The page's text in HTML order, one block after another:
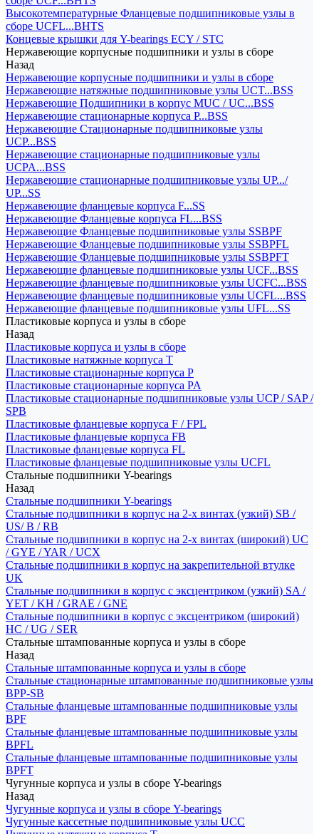
Высокотемпературные Фланцевые подшипниковые узлы в
сборе UCFL...BHTS
Концевые крышки для Y-bearings ECY / STC
Нержавеющие корпусные подшипники и узлы в сборе
Назад
Нержавеющие корпусные подшипники и узлы в сборе
Нержавеющие натяжные подшипниковые узлы UCT...BSS
Нержавеющие Подшипники в корпус MUC / UC...BSS
Нержавеющие стационарные корпуса P...BSS
Нержавеющие Стационарные подшипниковые узлы
UCP...BSS
Нержавеющие стационарные подшипниковые узлы
UCPA...BSS
Нержавеющие стационарные подшипниковые узлы UP.../
UP...SS
Нержавеющие фланцевые корпуса F...SS
Нержавеющие Фланцевые корпуса FL...BSS
Нержавеющие Фланцевые подшипниковые узлы SSBPF
Нержавеющие Фланцевые подшипниковые узлы SSBPFL
Нержавеющие Фланцевые подшипниковые узлы SSBPFT
Нержавеющие фланцевые подшипниковые узлы UCF...BSS
Нержавеющие фланцевые подшипниковые узлы UCFC...BSS
Нержавеющие фланцевые подшипниковые узлы UCFL...BSS
Нержавеющие фланцевые подшипниковые узлы UFL...SS
Пластиковые корпуса и узлы в сборе
Назад
Пластиковые корпуса и узлы в сборе
Пластиковые натяжные корпуса T
Пластиковые стационарные корпуса P
Пластиковые стационарные корпуса PA
Пластиковые стационарные подшипниковые узлы UCP / SAP /
SPB
Пластиковые фланцевые корпуса F / FPL
Пластиковые фланцевые корпуса FB
Пластиковые фланцевые корпуса FL
Пластиковые фланцевые подшипниковые узлы UCFL
Стальные подшипники Y-bearings
Назад
Стальные подшипники Y-bearings
Стальные подшипники в корпус на 2-х винтах (узкий) SB /
US/ B / RB
Стальные подшипники в корпус на 2-х винтах (широкий) UC
/ GYE / YAR / UCX
Стальные подшипники в корпус на закрепительной втулке
UK
Стальные подшипники в корпус с эксцентриком (узкий) SA /
YET / KH / GRAE / GNE
Стальные подшипники в корпус с эксцентриком (широкий)
HC / UG / SER
Стальные штампованные корпуса и узлы в сборе
Назад
Стальные штампованные корпуса и узлы в сборе
Стальные стационарные штампованные подшипниковые узлы
BPP-SB
Стальные фланцевые штампованные подшипниковые узлы
BPF
Стальные фланцевые штампованные подшипниковые узлы
BPFL
Стальные фланцевые штампованные подшипниковые узлы
BPFT
Чугунные корпуса и узлы в сборе Y-bearings
Назад
Чугунные корпуса и узлы в сборе Y-bearings
Чугунные кассетные подшипниковые узлы UCC